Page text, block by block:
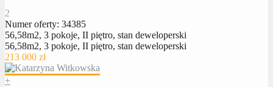
2
Numer oferty: 34385
56,58m2, 3 pokoje, II piętro, stan deweloperski
56,58m2, 3 pokoje, II piętro, stan deweloperski
213 000 zł
+